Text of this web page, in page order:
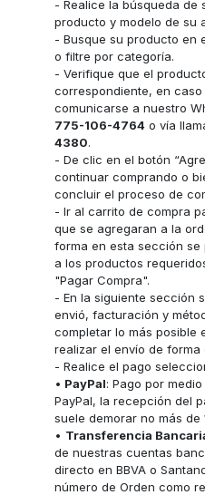
- Realice la búsqueda de
producto y modelo de su
- Busque su producto en
o filtre por categoría.
- Verifique que el
correspondiente, en
comunicarse a nuestro
775-106-4764 o vía
4380.
- De clic en el botón
continuar comprando o
concluir el proceso de
- Ir al carrito de compra
que se agregaran a la
forma en esta sección
a los productos
"Pagar Compra".
- En la siguiente sección
envió, facturación y
completar lo más posible
realizar el envío de forma
- Realice el pago
• PayPal: Pago por
PayPal, la recepción del
suele demorar no más de
• Transferencia
de nuestras cuentas
directo en BBVA o
número de Orden como